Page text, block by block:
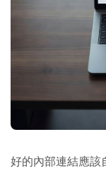
好的內部連結應該